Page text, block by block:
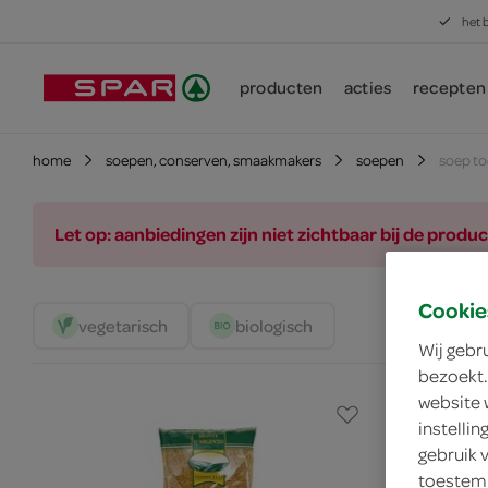
het
producten acties recepten
home soepen, conserven, smaakmakers soepen soep
Let op: aanbiedingen zijn niet zichtbaar bij de
vegetarisch biologisch
Wij
website
gebruik